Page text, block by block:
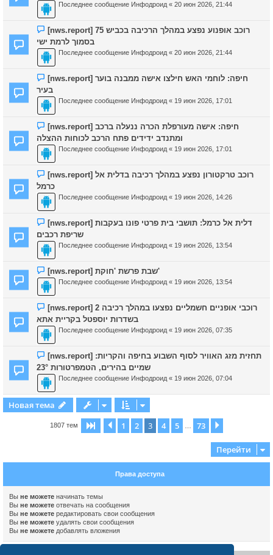
Последнее сообщение Инфодроид « 20 июн 2026, 21:44
[nws.report] רוכב אופנוע נפצע במהלך הרכיבה בכביש 75
בסמוך לרמת ישי
Последнее сообщение Инфодроид « 20 июн 2026, 21:44
[nws.report] חיפה: לוחמי האש חילצו אישה ממבנה בוער
בעיר
Последнее сообщение Инфодроид « 19 июн 2026, 17:01
[nws.report] חיפה: אישה מעורפלת הכרה ננעלה ברכב
ומתנדב ידידים פתח הרכב לכוחות ההצלה
Последнее сообщение Инфодроид « 19 июн 2026, 17:01
[nws.report] רוכב טרקטורון נפצע במהלך רכיבה בדלית אל
כרמל
Последнее сообщение Инфодроид « 19 июн 2026, 14:26
[nws.report] דלית אל כרמל: תושבי בית פרטי פונו בעקבות
שריפת רכבים
Последнее сообщение Инфодроид « 19 июн 2026, 13:54
[nws.report] שבת פרשת 'חוקת'
Последнее сообщение Инфодроид « 19 июн 2026, 13:54
[nws.report] 2 רוכבי אופניים חשמליים נפצעו במהלך רכיבה
בשדרות יוספטל בקריית אתא
Последнее сообщение Инфодроид « 19 июн 2026, 07:35
[nws.report] תחזית מזג האוויר לסוף השבוע בחיפה והקריות:
שמיים בהירים, הטמפרטורות 23°
Последнее сообщение Инфодроид « 19 июн 2026, 07:04
Новая тема
1807 тем Страница из 73
Пред.
1 2 3 4 5 73
Перейти
Права доступа
Вы не можете начинать темы
Вы не можете отвечать на сообщения
Вы не можете редактировать свои сообщения
Вы не можете удалять свои сообщения
Вы не можете добавлять вложения